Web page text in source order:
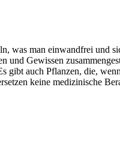
was man einwandfrei und
und Gewissen
gibt auch Pflanzen, die,
keine medizinische